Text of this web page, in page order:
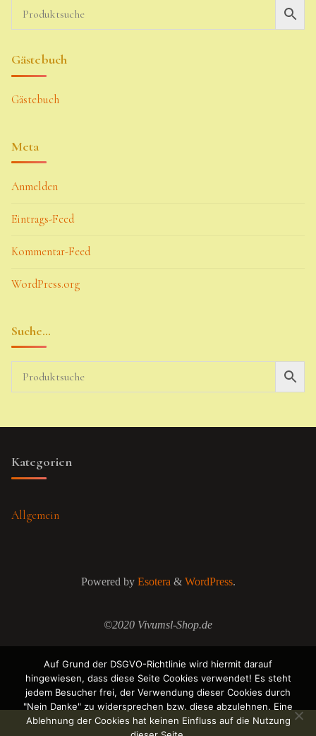
Gästebuch
Gästebuch
Meta
Anmelden
Eintrags-Feed
Kommentar-Feed
WordPress.org
Suche…
Kategorien
Allgemein
Powered byEsotera& WordPress.
©2020 Vivumsl-Shop.de
Auf Grund der DSGVO-Richtlinie wird hiermit darauf
hingewiesen, dass diese Seite Cookies verwendet! Es steht
jedem Besucher frei, der Verwendung dieser Cookies durch
"Nein Danke" zu widersprechen bzw. diese abzulehnen. Eine
Ablehnung der Cookies hat keinen Einfluss auf die Nutzung